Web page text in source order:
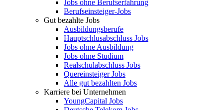
Jobs ohne Berufserfahrung
Berufseinsteiger-Jobs
Gut bezahlte Jobs
Ausbildungsberufe
Hauptschlusabschluss Jobs
Jobs ohne Ausbildung
Jobs ohne Studium
Realschulabschluss Jobs
Quereinsteiger Jobs
Alle gut bezahlten Jobs
Karriere bei Unternehmen
YoungCapital Jobs